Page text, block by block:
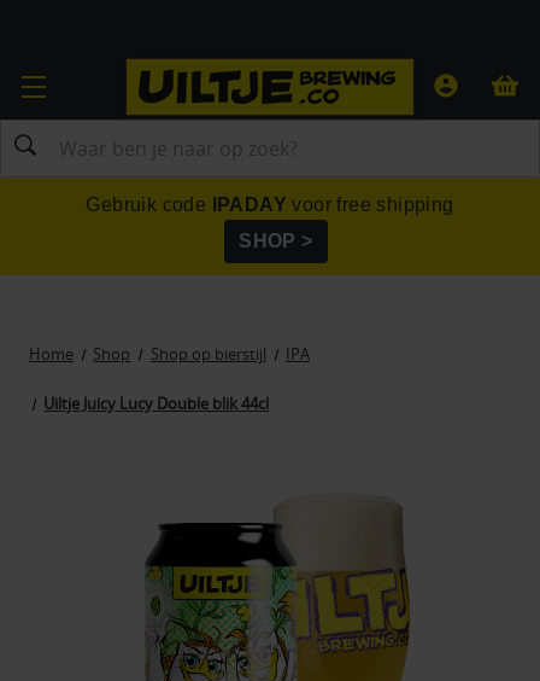
Zoeken
Gebruik code IPADAY voor free shipping
SHOP >
Home Shop Shop op bierstijl IPA
Uiltje Juicy Lucy Double blik 44cl